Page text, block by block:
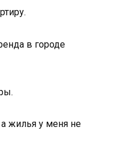
в городе
жилья у меня не